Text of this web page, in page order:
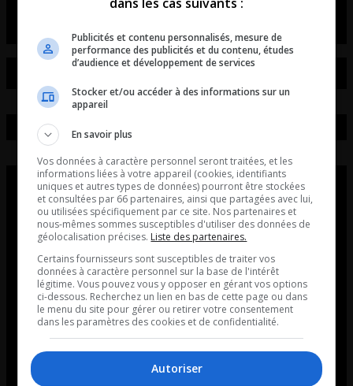
Publicités et contenu personnalisés, mesure de
performance des publicités et du contenu, études
d’audience et développement de services
Stocker et/ou accéder à des informations sur un
appareil
En savoir plus
Vos données à caractère personnel seront traitées, et les
informations liées à votre appareil (cookies, identifiants
uniques et autres types de données) pourront être stockées
et consultées par 66 partenaires, ainsi que partagées avec lui,
ou utilisées spécifiquement par ce site. Nos partenaires et
nous-mêmes sommes susceptibles d'utiliser des données de
géolocalisation précises. Liste des partenaires.
Certains fournisseurs sont susceptibles de traiter vos
données à caractère personnel sur la base de l'intérêt
légitime. Vous pouvez vous y opposer en gérant vos options
ci-dessous. Recherchez un lien en bas de cette page ou dans
le menu du site pour gérer ou retirer votre consentement
dans les paramètres des cookies et de confidentialité.
Autoriser